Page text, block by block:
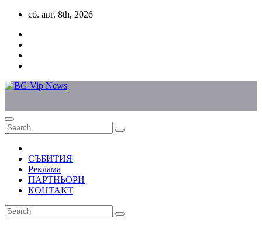
Skip
content
сб. авг. 8th, 2026
СЪБИТИЯ
Реклама
ПАРТНЬОРИ
КОНТАКТ